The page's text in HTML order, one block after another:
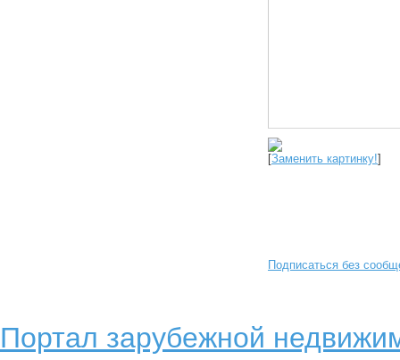
[Заменить картинку!]
Подписаться без
Портал зарубежной